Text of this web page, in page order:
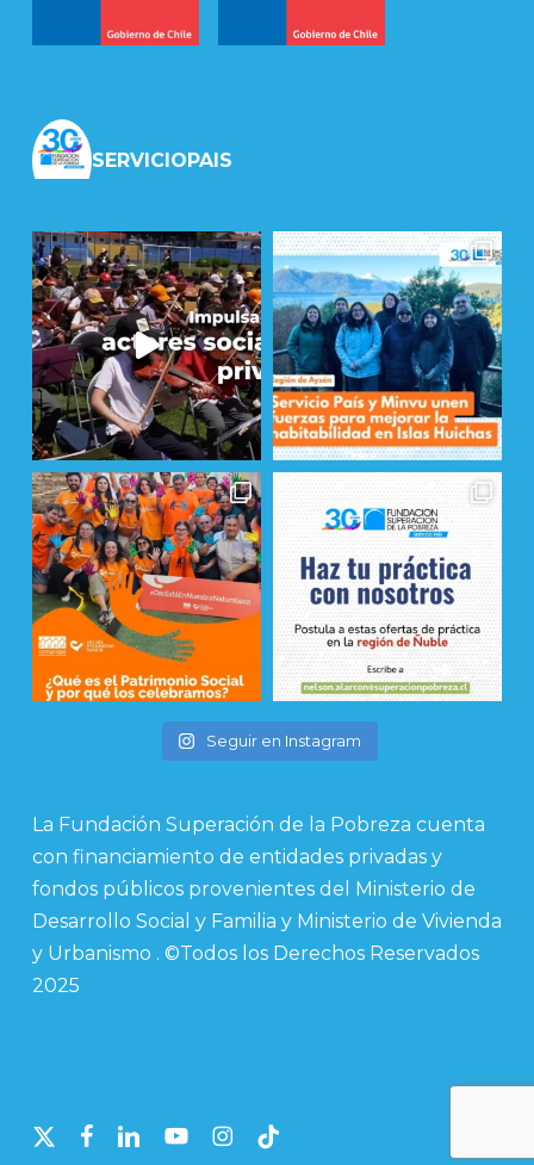
SERVICIOPAIS
Seguir en Instagram
La Fundación Superación de la Pobreza cuenta
con financiamiento de entidades privadas y
fondos públicos provenientes del Ministerio de
Desarrollo Social y Familia y Ministerio de Vivienda
y Urbanismo . ©Todos los Derechos Reservados
2025
x-
facebooklinkedinyoutubeinstagram
tiktok